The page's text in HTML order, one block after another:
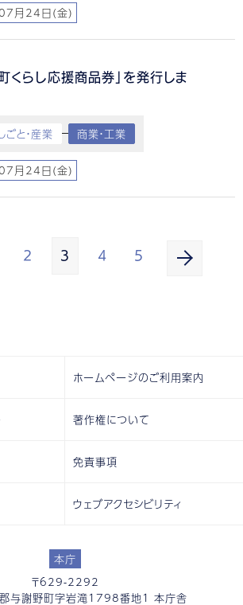
月24日(金)
くらし応援商品券」を発行しま
ごと・産業 商業・工業
月24日(金)
2 3 4 5
本庁
〒629-2292
与謝野町字岩滝1798番地1 本庁舎
ホームページのご利用案内
著作権について
免責事項
ウェブアクセシビリティ